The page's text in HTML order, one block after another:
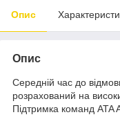
Опис
Опис
Середній час до
розрахований на
Підтримка команд ATA